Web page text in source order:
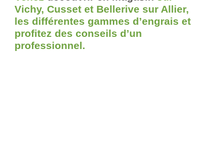
Vichy, Cusset et Bellerive sur Allier,
les différentes gammes d’engrais et
profitez des conseils d’un
professionnel.